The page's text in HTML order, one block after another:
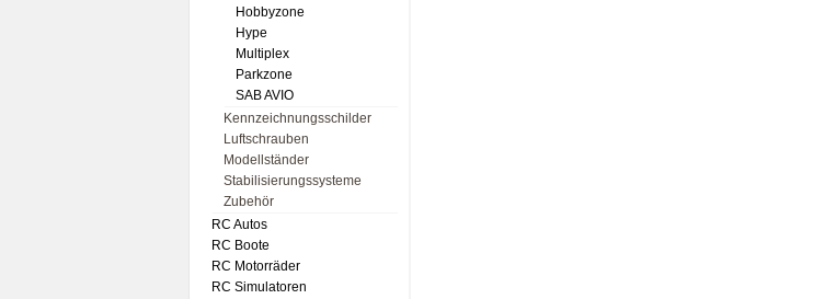
Hobbyzone
Hype
Multiplex
Parkzone
SAB AVIO
Kennzeichnungsschilder
Luftschrauben
Modellständer
Stabilisierungssysteme
Zubehör
RC Autos
RC Boote
RC Motorräder
RC Simulatoren